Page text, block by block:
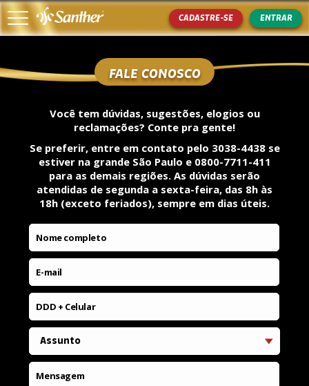
Início
Como Participar
Prêmios
Produtos Participantes
Ganhadores
Fale conosco
Política de Privacidade
CADASTRE-SE ENTRAR
FALE CONOSCO
Você tem dúvidas, sugestões, elogios ou
reclamações? Conte pra gente!
Se preferir, entre em contato pelo 3038-4438se
estiver na grande São Paulo e 0800-7711-411
para as demais regiões. As dúvidas serão
atendidas de segunda a sexta-feira, das 8h às
18h (exceto feriados), sempre em dias úteis.
Nome completo
E-mail
DDD + Celular
Assunto
Mensagem